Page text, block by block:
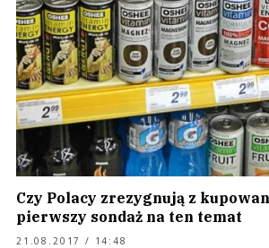
Czy Polacy zrezygnują z
pierwszy sondaż na ten temat
21.08.2017 / 14:48